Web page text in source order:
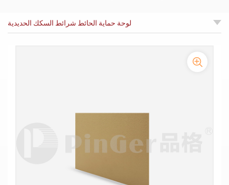
لوحة حماية الحائط شرائط السكك الحديدية